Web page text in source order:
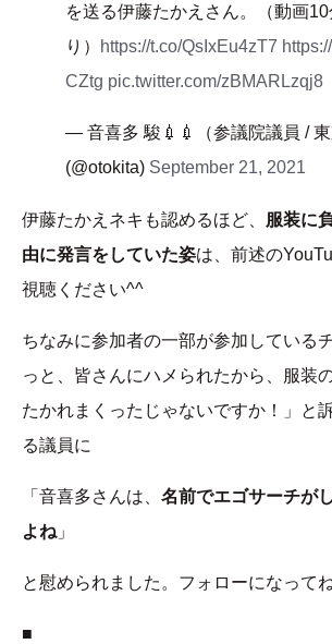
を送る伊藤たかえさん。（動画
り）
https://t.co/QsIxEu4zT7
CZtg pic.twitter.com/zBMARLzqj8
— 音喜多 駿💉💉（参議院議員 / 東
(@otokita) September 21, 2021
伊藤たかえネキも認めるほど、 服装に
由に発言をしていた姿は、前述の
視聴ください^^
ちなみに参加者の一部が参加している
っと、皆さんにハメられたから、服装
たかれまくったじゃないですか！」と
る議員に
「音喜多さんは、 名前でエゴサーチが
よね 」
と慰められました。フォローになって
■